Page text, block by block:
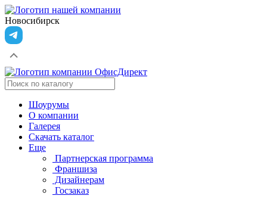
Новосибирск
Шоурумы
О компании
Галерея
Скачать каталог
Еще
Партнерская программа
Франшиза
Дизайнерам
Госзаказ